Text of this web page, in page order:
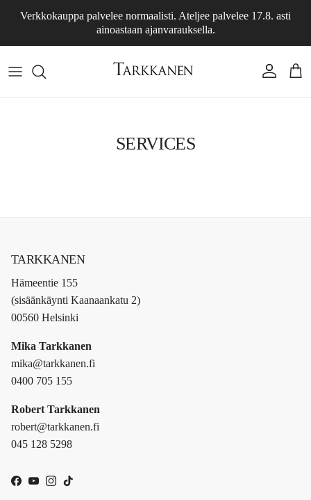
Verkkokauppa palvelee normaalisti. Ateljee palvelee 17.8. asti
ainoastaan ajanvarauksella.
Account Cart
SERVICES
TARKKANEN
Hämeentie 155
(sisäänkäynti Kaanaankatu 2)
00560 Helsinki
Mika Tarkkanen
mika@tarkkanen.fi
0400 705 155
Robert Tarkkanen
robert@tarkkanen.fi
045 128 5298
Facebook
YouTube
Instagram
TikTok